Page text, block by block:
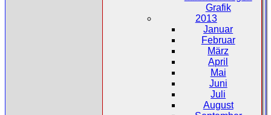
Grafik
2013
Januar
Februar
März
April
Mai
Juni
Juli
August